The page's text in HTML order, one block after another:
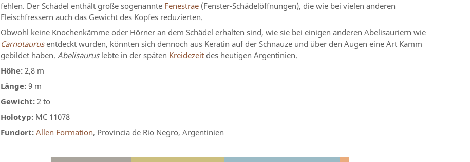
fehlen. Der Schädel enthält große sogenannte Fenestrae (Fenster-Schädelöffnungen), die wie bei vielen anderen
Fleischfressern auch das Gewicht des Kopfes reduzierten.
Obwohl keine Knochenkämme oder Hörner an dem Schädel erhalten sind, wie sie bei einigen anderen Abelisauriern wie
Carnotaurusentdeckt wurden, könnten sich dennoch aus Keratin auf der Schnauze und über den Augen eine Art Kamm
gebildet haben. Abelisauruslebte in der späten Kreidezeit des heutigen Argentinien.
Höhe: 2,8 m
Länge: 9 m
Gewicht: 2 to
Holotyp: MC 11078
Fundort: Allen Formation, Provincia de Rio Negro, Argentinien